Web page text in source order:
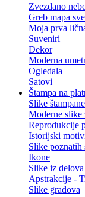
Zvezdano
Greb mapa
Moja prva
Suveniri
Dekor
Moderna
Ogledala
Satovi
Štampa na
Slike
Moderne slike
Reprodukcije
Istorijski
Slike poznatih
Ikone
Slike iz delova
Apstrakcije -
Slike gradova